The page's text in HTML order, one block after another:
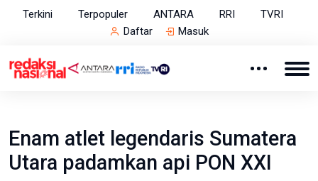
Terkini Terpopuler ANTARA RRI
TVRI
Daftar
Masuk
Enam atlet legendaris Sumatera
Utara padamkan api PON XXI